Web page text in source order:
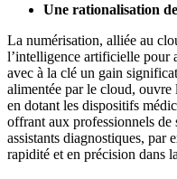
Une rationalisation
La numérisation, alliée au
l’intelligence artificielle pour
avec à la clé un gain
alimentée par le cloud, ouvre
en dotant les dispositifs
offrant aux professionnels de
assistants diagnostiques, par
rapidité et en précision dans